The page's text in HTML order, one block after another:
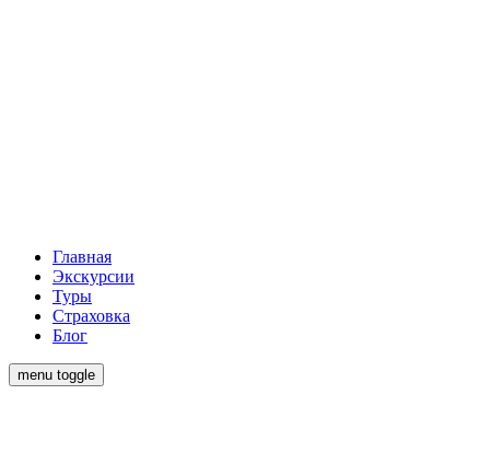
Главная
Экскурсии
Туры
Страховка
Блог
menu toggle